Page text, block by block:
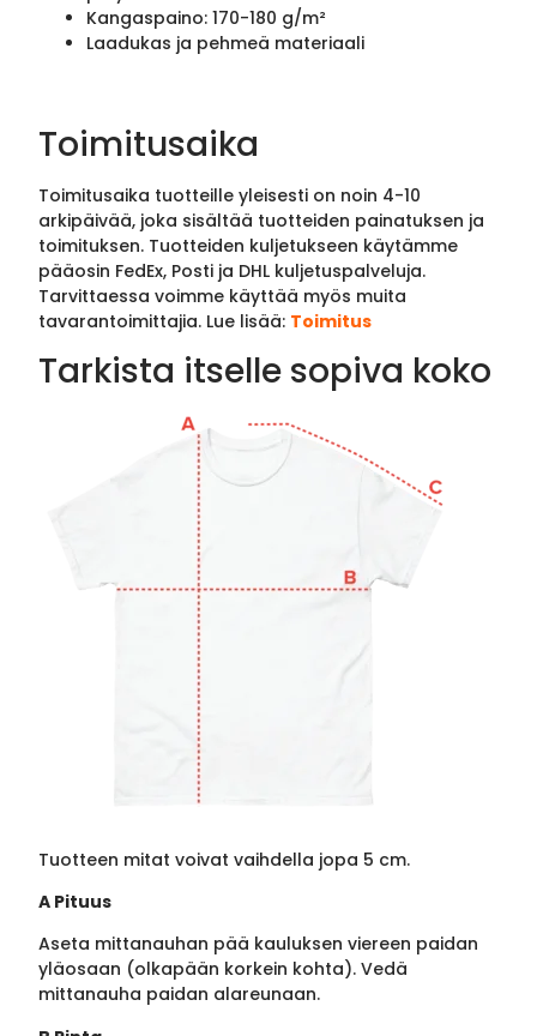
Kangaspaino: 170-180 g/m²
Laadukas ja pehmeä materiaali
Toimitusaika
Toimitusaika tuotteille yleisesti on noin 4-10
arkipäivää, joka sisältää tuotteiden painatuksen ja
toimituksen. Tuotteiden kuljetukseen käytämme
pääosin FedEx, Posti ja DHL kuljetuspalveluja.
Tarvittaessa voimme käyttää myös muita
tavarantoimittajia. Lue lisää: Toimitus
Tarkista itselle sopiva koko
Tuotteen mitat voivat vaihdella jopa 5 cm.
A Pituus
Aseta mittanauhan pää kauluksen viereen paidan
yläosaan (olkapään korkein kohta). Vedä
mittanauha paidan alareunaan.